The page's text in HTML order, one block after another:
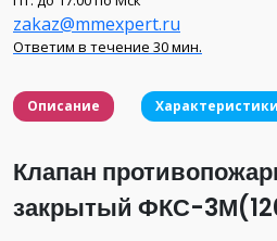
zakaz@mmexpert.ru
Ответим в течение 30 мин.
Описание Характеристики
Клапан
закрытый ФКС-